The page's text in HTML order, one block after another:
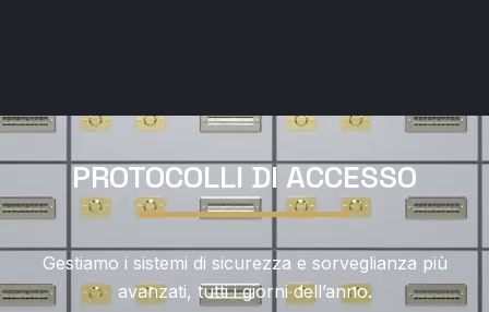
PROTOCOLLI DI ACCESSO
Gestiamo i sistemi di sicurezza e sorveglianza più
avanzati, tutti i giorni dell’anno.